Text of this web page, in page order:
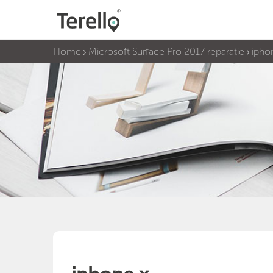
Home Microsoft Surface Pro 2017 reparatie